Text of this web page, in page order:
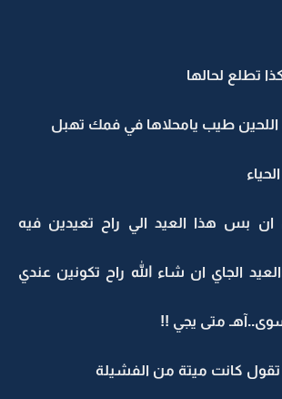
تطلع لحالها
اللحين طيب يامحلاها في فمك تهبل
ان بس هذا العيد الي راح تعيدين فيه
الجاي ان شاء الله راح تكونين عندي
متى يجي !!
كانت ميتة من الفشيلة